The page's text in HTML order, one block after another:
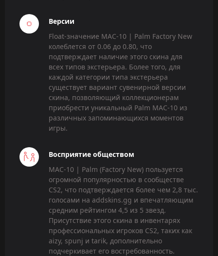
Версии
Float-значение MAC-10 | Palm Factory New
колеблется от 0.06 до 0.80, что
подтверждает наличие этого скина для
всех типов экстерьера. Более того, для
каждой категории типа экстерьера
существует вариант сувенирной версии
скина, позволяющий коллекционерам
приобрести уникальный Palm MAC-10 из
различных запоминающихся моментов
игры.
Восприятие обществом
MAC-10 | Palm (Factory New) пользуется
огромной популярностью в сообществе
CS2, что подтверждается более чем 2,8 тыс.
голосами на addskins.gg и впечатляющим
средним рейтингом 4,5 из 5 звезд.
Присутствие этого скина в инвентарях
профессиональных игроков CS2, таких как
aizy, spunj и tarik, дополнительно
подчеркивает его востребованность.